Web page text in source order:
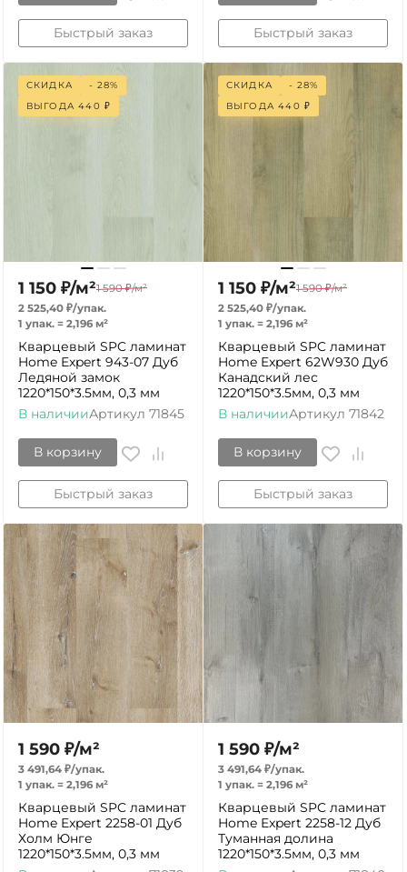
Быстрый заказ Быстрый заказ
СКИДКА
- 28%
ВЫГОДА440 ₽
1 150 ₽/м²1 590 ₽/м²
2 525,40 ₽/упак.
1 упак. = 2,196 м²
Кварцевый SPC ламинат
Home Expert 943-07 Дуб
Ледяной замок
1220*150*3.5мм, 0,3 мм
В наличииАртикул 71845
В корзину
Быстрый заказ
СКИДКА
- 28%
ВЫГОДА440 ₽
1 150 ₽/м²1 590 ₽/м²
2 525,40 ₽/упак.
1 упак. = 2,196 м²
Кварцевый SPC ламинат
Home Expert 62W930 Дуб
Канадский лес
1220*150*3.5мм, 0,3 мм
В наличииАртикул 71842
В корзину
Быстрый заказ
1 590 ₽/м²
3 491,64 ₽/упак.
1 упак. = 2,196 м²
Кварцевый SPC ламинат
Home Expert 2258-01 Дуб
Холм Юнге
1220*150*3.5мм, 0,3 мм
1 590 ₽/м²
3 491,64 ₽/упак.
1 упак. = 2,196 м²
Кварцевый SPC ламинат
Home Expert 2258-12 Дуб
Туманная долина
1220*150*3.5мм, 0,3 мм